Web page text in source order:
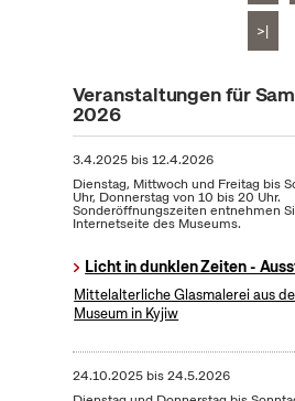
>|
Veranstaltungen für
2026
3.4.2025bis12.4.2026
Dienstag, Mittwoch und Freitag bis
Uhr, Donnerstag von 10 bis 20 Uhr.
Sonderöffnungszeiten entnehmen
Internetseite des Museums.
Licht in dunklen Zeiten -
Mittelalterliche Glasmalerei aus
Museum in Kyjiw
24.10.2025bis24.5.2026